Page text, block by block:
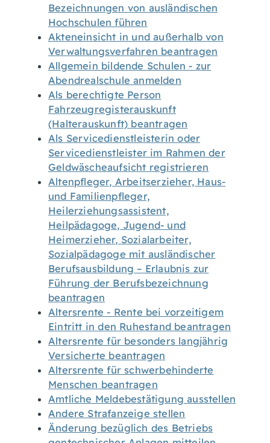
Bezeichnungen von ausländischen
Hochschulen führen
Akteneinsicht in und außerhalb von
Verwaltungsverfahren beantragen
Allgemein bildende Schulen - zur
Abendrealschule anmelden
Als berechtigte Person
Fahrzeugregisterauskunft
(Halterauskunft) beantragen
Als Servicedienstleisterin oder
Servicedienstleister im Rahmen der
Geldwäscheaufsicht registrieren
Altenpfleger, Arbeitserzieher, Haus-
und Familienpfleger,
Heilerziehungsassistent,
Heilpädagoge, Jugend- und
Heimerzieher, Sozialarbeiter,
Sozialpädagoge mit ausländischer
Berufsausbildung – Erlaubnis zur
Führung der Berufsbezeichnung
beantragen
Altersrente - Rente bei vorzeitigem
Eintritt in den Ruhestand beantragen
Altersrente für besonders langjährig
Versicherte beantragen
Altersrente für schwerbehinderte
Menschen beantragen
Amtliche Meldebestätigung ausstellen
Andere Strafanzeige stellen
Änderung bezüglich des Betriebs